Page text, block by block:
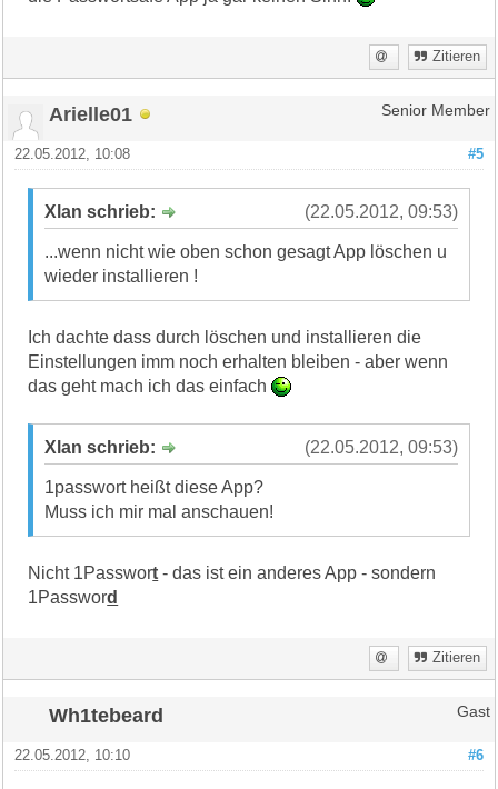
Zitieren
Arielle01 Senior Member
#5
22.05.2012, 10:08
(22.05.2012, 09:53)
Xlan schrieb:
...wenn nicht wie oben schon gesagt App löschen u
wieder installieren !
Ich dachte dass durch löschen und installieren die
Einstellungen imm noch erhalten bleiben - aber wenn
das geht mach ich das einfach
(22.05.2012, 09:53)
Xlan schrieb:
1passwort heißt diese App?
Muss ich mir mal anschauen!
Nicht 1Passwort - das ist ein anderes App - sondern
1Password
Zitieren
Wh1tebeard Gast
#6
22.05.2012, 10:10